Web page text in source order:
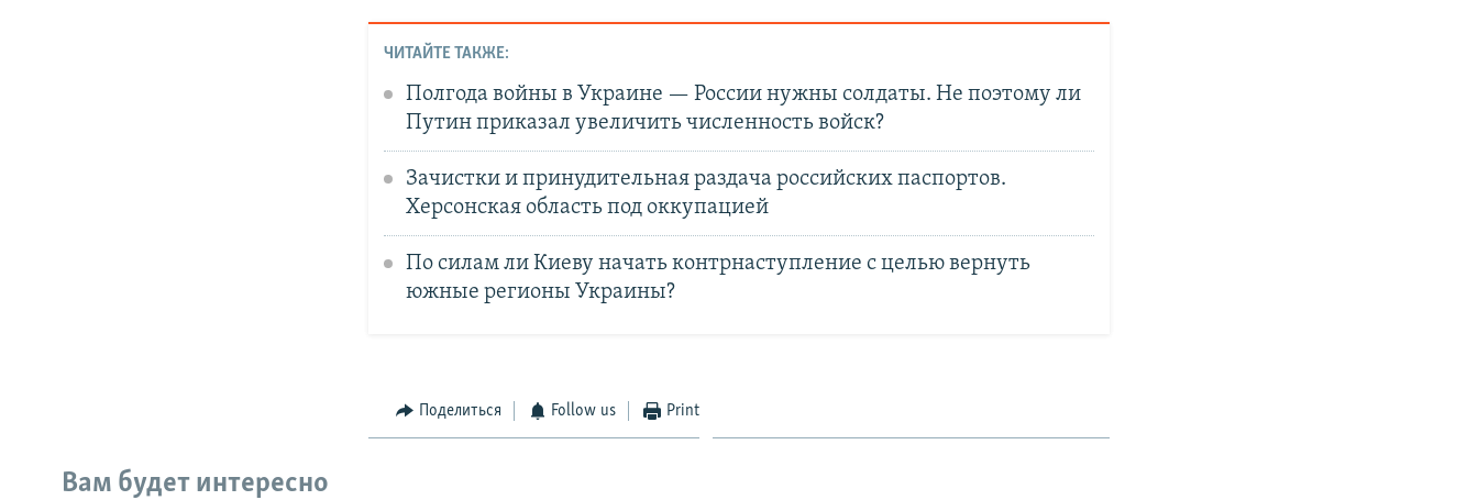
ЧИТАЙТЕ ТАКЖЕ:
Полгода войны в Украине — России нужны солдаты. Не поэтому ли
Путин приказал увеличить численность войск?
Зачистки и принудительная раздача российских паспортов.
Херсонская область под оккупацией
По силам ли Киеву начать контрнаступление с целью вернуть
южные регионы Украины?
Поделиться Follow us Print
Вам будет интересно